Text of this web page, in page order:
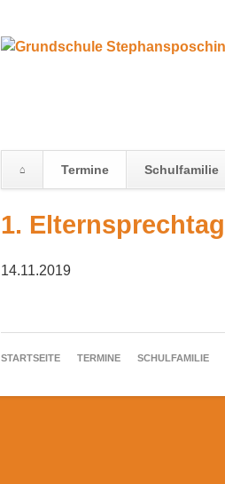
Termine Schulfamilie
überspringen
1. Elternsprechtag
14.11.2019
NAVIGATION
STARTSEITE TERMINE SCHULFAMILIE